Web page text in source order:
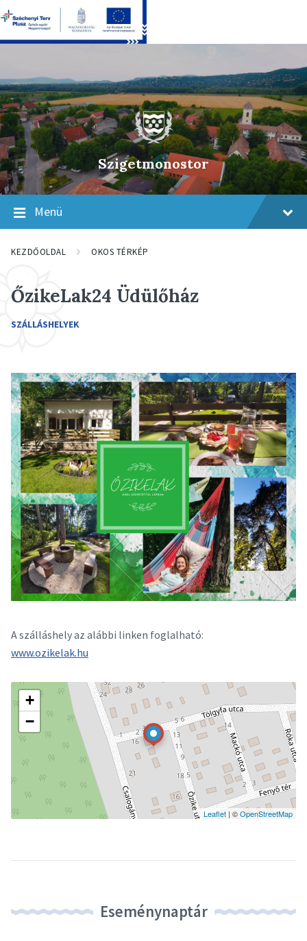
content
main
navigation
footer
Szigetmonostor
Menü
KEZDŐOLDAL OKOS TÉRKÉP
ŐzikeLak24 Üdülőház
SZÁLLÁSHELYEK
A szálláshely az alábbi linken foglalható:
www.ozikelak.hu
+
−
Leaflet | ©OpenStreetMap
Eseménynaptár